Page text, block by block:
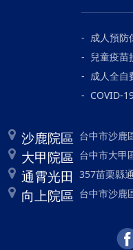
成人預防
兒童疫苗
成人全自
COVID-
沙鹿院區 台中市沙鹿
大甲院區 台中市大甲
通霄光田 357苗栗縣
向上院區 台中市沙鹿